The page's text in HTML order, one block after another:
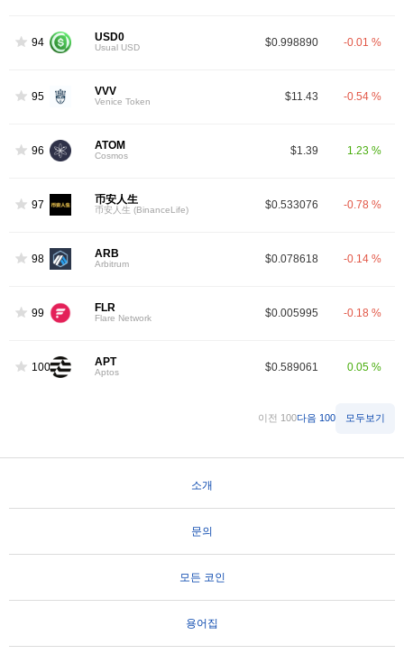
94 USD0
Usual USD $0.998890 -0.01 %
95 VVV
Venice Token $11.43 -0.54 %
96 ATOM
Cosmos $1.39 1.23 %
97 币安人生
币安人生 (BinanceLife) $0.533076 -0.78 %
98 ARB
Arbitrum $0.078618 -0.14 %
99 FLR
Flare Network $0.005995 -0.18 %
100 APT
Aptos $0.589061 0.05 %
이전 100다음 100 모두보기
소개
문의
모든 코인
용어집